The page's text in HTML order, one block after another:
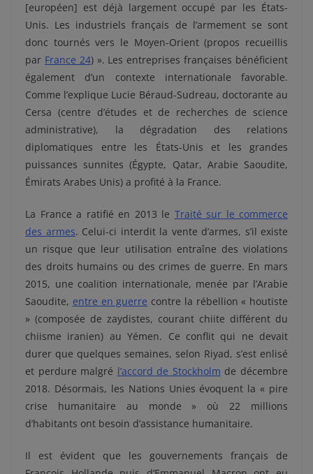
[européen] est déjà largement occupé par les États-
Unis. Les industriels français de l’armement se sont
donc tournés vers le Moyen-Orient (propos recueillis
par France 24) ». Les entreprises françaises bénéficient
également d’un contexte internationale favorable.
Comme l’explique Lucie Béraud-Sudreau, doctorante au
Cersa (centre d’études et de recherches de science
administrative), la dégradation des relations
diplomatiques entre les États-Unis et les grandes
puissances sunnites (Égypte, Qatar, Arabie Saoudite,
Émirats Arabes Unis) a profité à la France.
La France a ratifié en 2013 le Traité sur le commerce
des armes. Celui-ci interdit la vente d’armes, s’il existe
un risque que leur utilisation entraîne des violations
des droits humains ou des crimes de guerre. En mars
2015, une coalition internationale, menée par l’Arabie
Saoudite, entre en guerre contre la rébellion « houtiste
» (composée de zaydistes, courant chiite différent du
chiisme iranien) au Yémen. Ce conflit qui ne devait
durer que quelques semaines, selon Riyad, s’est enlisé
et perdure malgré l’accord de Stockholm de décembre
2018. Désormais, les Nations Unies évoquent la « pire
crise humanitaire au monde » où 22 millions
d’habitants ont besoin d’assistance humanitaire.
Il est évident que les gouvernements français de